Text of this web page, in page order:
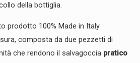
della bottiglia.
prodotto 100% Made in Italy
composta da due pezzetti di
che rendono il salvagoccia pratico